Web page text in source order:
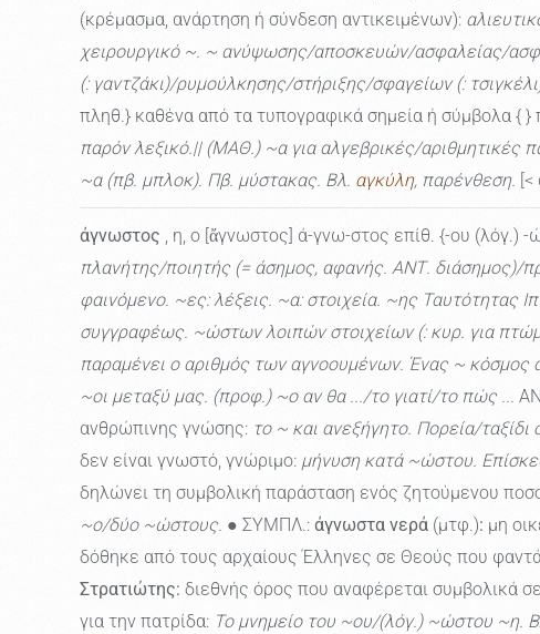
(κρέμασμα, ανάρτηση ή σύνδεση αντικειμένων):
χειρουργικό ~. ~ ανύψωσης/αποσκευών/ασφαλείας/
(: γαντζάκι)/ρυμούλκησης/στήριξης/σφαγείων (:
πληθ.} καθένα από τα τυπογραφικά σημεία ή σύμβολα { }
παρόν λεξικό.|| (ΜΑΘ.) ~α για αλγεβρικές/
~α (πβ. μπλοκ). Πβ. μύστακας. Βλ. αγκύλη, παρένθεση. [<
άγνωστος , η, ο [ἄγνωστος] ά-γνω-στος επίθ. {-ου (λόγ.) -
πλανήτης/ποιητής (= άσημος, αφανής. ΑΝΤ. διάσημος)/
φαινόμενο. ~ες: λέξεις. ~α: στοιχεία. ~ης Ταυτότητας
συγγραφέως. ~ώστων λοιπών στοιχείων (: κυρ. για
παραμένει ο αριθμός των αγνοουμένων. Ένας ~
~οι μεταξύ μας. (προφ.) ~ο αν θα .../το γιατί/το πώς ...
ανθρώπινης γνώσης: το ~ και ανεξήγητο. Πορεία/
δεν είναι γνωστό, γνώριμο: μήνυση κατά ~ώστου.
δηλώνει τη συμβολική παράσταση ενός ζητούμενου
~ο/δύο ~ώστους. ● ΣΥΜΠΛ.: άγνωστα νερά (μτφ.): μη
δόθηκε από τους αρχαίους Έλληνες σε Θεούς που
Στρατιώτης: διεθνής όρος που αναφέρεται συμβολικά
για την πατρίδα: Το μνημείο του ~ου/(λόγ.) ~ώστου ~η.